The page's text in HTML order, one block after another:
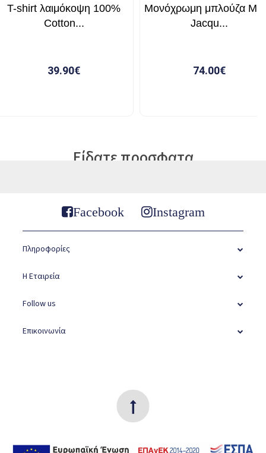
Είδατε προσφατα
Facebook Instagram
Πληροφορίες
Η Εταιρεία
Follow us
Επικοινωνία